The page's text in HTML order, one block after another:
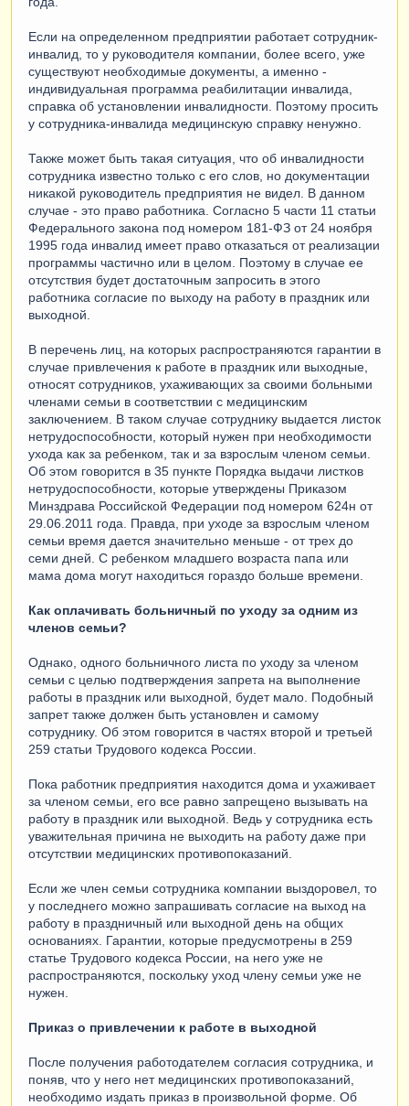
Если на определенном предприятии работает сотрудник-
инвалид, то у руководителя компании, более всего, уже
существуют необходимые документы, а именно -
индивидуальная программа реабилитации инвалида,
справка об установлении инвалидности. Поэтому просить
у сотрудника-инвалида медицинскую справку ненужно.
Также может быть такая ситуация, что об инвалидности
сотрудника известно только с его слов, но документации
никакой руководитель предприятия не видел. В данном
случае - это право работника. Согласно 5 части 11 статьи
Федерального закона под номером 181-ФЗ от 24 ноября
1995 года инвалид имеет право отказаться от реализации
программы частично или в целом. Поэтому в случае ее
отсутствия будет достаточным запросить в этого
работника согласие по выходу на работу в праздник или
выходной.
В перечень лиц, на которых распространяются гарантии в
случае привлечения к работе в праздник или выходные,
относят сотрудников, ухаживающих за своими больными
членами семьи в соответствии с медицинским
заключением. В таком случае сотруднику выдается листок
нетрудоспособности, который нужен при необходимости
ухода как за ребенком, так и за взрослым членом семьи.
Об этом говорится в 35 пункте Порядка выдачи листков
нетрудоспособности, которые утверждены Приказом
Минздрава Российской Федерации под номером 624н от
29.06.2011 года. Правда, при уходе за взрослым членом
семьи время дается значительно меньше - от трех до
семи дней. С ребенком младшего возраста папа или
мама дома могут находиться гораздо больше времени.
Как оплачивать больничный по уходу за одним из
членов семьи?
Однако, одного больничного листа по уходу за членом
семьи с целью подтверждения запрета на выполнение
работы в праздник или выходной, будет мало. Подобный
запрет также должен быть установлен и самому
сотруднику. Об этом говорится в частях второй и третьей
259 статьи Трудового кодекса России.
Пока работник предприятия находится дома и ухаживает
за членом семьи, его все равно запрещено вызывать на
работу в праздник или выходной. Ведь у сотрудника есть
уважительная причина не выходить на работу даже при
отсутствии медицинских противопоказаний.
Если же член семьи сотрудника компании выздоровел, то
у последнего можно запрашивать согласие на выход на
работу в праздничный или выходной день на общих
основаниях. Гарантии, которые предусмотрены в 259
статье Трудового кодекса России, на него уже не
распространяются, поскольку уход члену семьи уже не
нужен.
Приказ о привлечении к работе в выходной
После получения работодателем согласия сотрудника, и
поняв, что у него нет медицинских противопоказаний,
необходимо издать приказ в произвольной форме. Об